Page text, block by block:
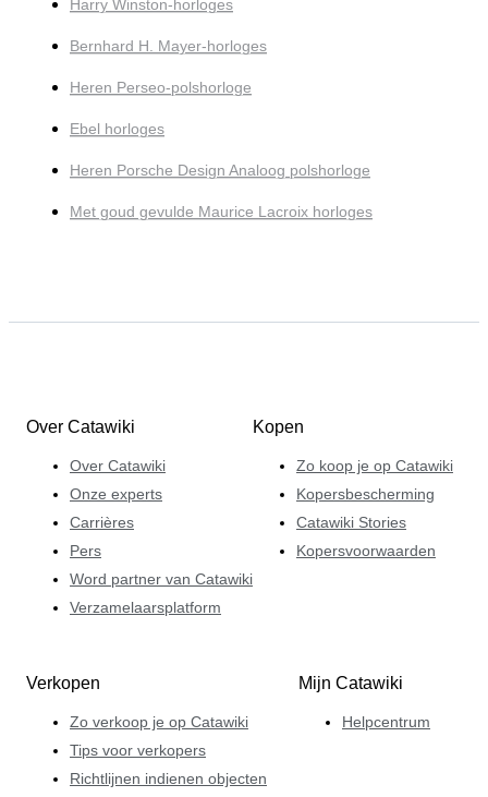
Harry Winston-horloges
Bernhard H. Mayer-horloges
Heren Perseo-polshorloge
Ebel horloges
Heren Porsche Design Analoog polshorloge
Met goud gevulde Maurice Lacroix horloges
Over Catawiki
Over Catawiki
Onze experts
Carrières
Pers
Word partner van Catawiki
Verzamelaarsplatform
Kopen
Zo koop je op Catawiki
Kopersbescherming
Catawiki Stories
Kopersvoorwaarden
Verkopen
Zo verkoop je op Catawiki
Tips voor verkopers
Richtlijnen indienen objecten
Mijn Catawiki
Helpcentrum